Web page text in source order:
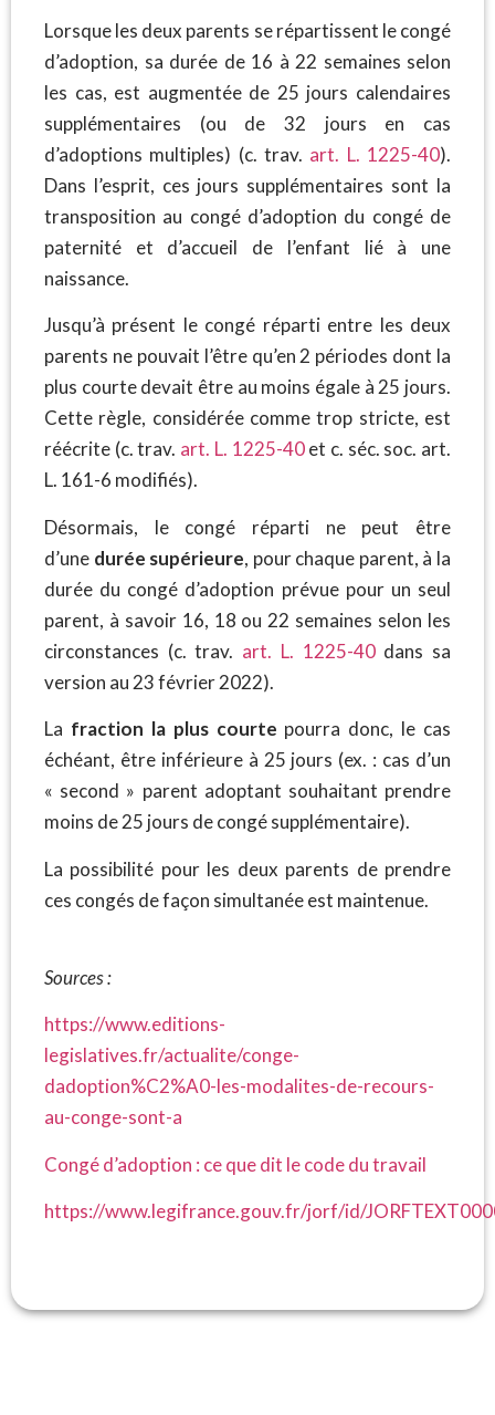
Lorsque les deux parents se répartissent le congé
d’adoption, sa durée de 16 à 22 semaines selon
les cas, est augmentée de 25 jours calendaires
supplémentaires (ou de 32 jours en cas
d’adoptions multiples) (c. trav. art. L. 1225-40).
Dans l’esprit, ces jours supplémentaires sont la
transposition au congé d’adoption du congé de
paternité et d’accueil de l’enfant lié à une
naissance.
Jusqu’à présent le congé réparti entre les deux
parents ne pouvait l’être qu’en 2 périodes dont la
plus courte devait être au moins égale à 25 jours.
Cette règle, considérée comme trop stricte, est
réécrite (c. trav. art. L. 1225-40et c. séc. soc. art.
L. 161-6 modifiés).
Désormais, le congé réparti ne peut être
d’une durée supérieure, pour chaque parent, à la
durée du congé d’adoption prévue pour un seul
parent, à savoir 16, 18 ou 22 semaines selon les
circonstances (c. trav. art. L. 1225-40dans sa
version au 23 février 2022).
La fraction la plus courte pourra donc, le cas
échéant, être inférieure à 25 jours (ex. : cas d’un
« second » parent adoptant souhaitant prendre
moins de 25 jours de congé supplémentaire).
La possibilité pour les deux parents de prendre
ces congés de façon simultanée est maintenue.
Sources :
https://www.editions-
legislatives.fr/actualite/conge-
dadoption%C2%A0-les-modalites-de-recours-
au-conge-sont-a
Congé d’adoption : ce que dit le code du travail
https://www.legifrance.gouv.fr/jorf/id/